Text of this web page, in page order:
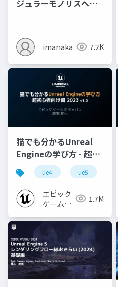
ジュラーモノリスへの
imanaka 7.2K
猫でも分かるUnreal
Engineの学び方 - 超初
心者向け編 - 2023 v1.0
ue4 ue5
エピック
ゲームズ
1.7M